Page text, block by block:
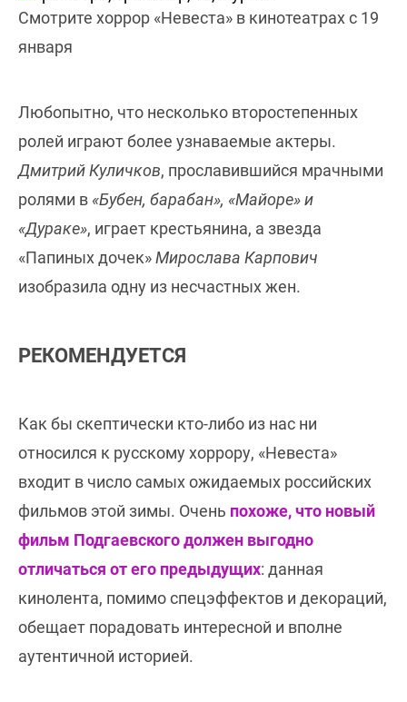
Смотрите хоррор «Невеста» в кинотеатрах с 19
января
Любопытно, что несколько второстепенных
ролей играют более узнаваемые актеры.
Дмитрий Куличков, прославившийся мрачными
ролями в «Бубен, барабан», «Майоре» и
«Дураке», играет крестьянина, а звезда
«Папиных дочек»Мирослава Карпович
изобразила одну из несчастных жен.
РЕКОМЕНДУЕТСЯ
Как бы скептически кто-либо из нас ни
относился к русскому хоррору, «Невеста»
входит в число самых ожидаемых российских
фильмов этой зимы. Очень похоже, что новый
фильм Подгаевского должен выгодно
отличаться от его предыдущих: данная
кинолента, помимо спецэффектов и декораций,
обещает порадовать интересной и вполне
аутентичной историей.